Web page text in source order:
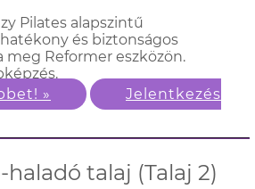
Pilates alapszintű
és biztonságos
meg Reformer eszközön.
»
Jelentkezés
talaj (Talaj 2)